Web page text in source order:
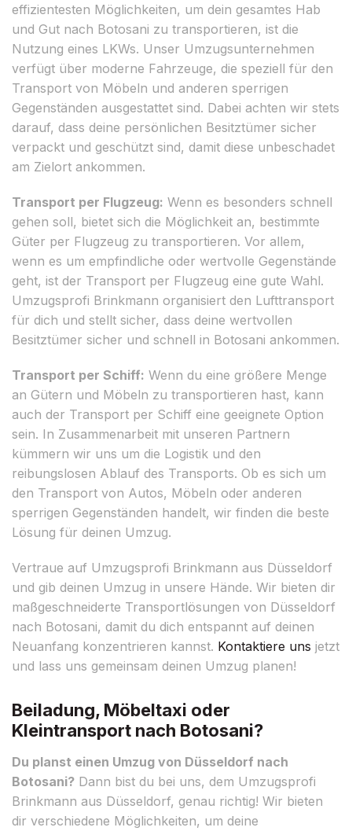
effizientesten Möglichkeiten, um dein gesamtes Hab
und Gut nach Botosani zu transportieren, ist die
Nutzung eines LKWs. Unser Umzugsunternehmen
verfügt über moderne Fahrzeuge, die speziell für den
Transport von Möbeln und anderen sperrigen
Gegenständen ausgestattet sind. Dabei achten wir stets
darauf, dass deine persönlichen Besitztümer sicher
verpackt und geschützt sind, damit diese unbeschadet
am Zielort ankommen.
Transport per Flugzeug: Wenn es besonders schnell
gehen soll, bietet sich die Möglichkeit an, bestimmte
Güter per Flugzeug zu transportieren. Vor allem,
wenn es um empfindliche oder wertvolle Gegenstände
geht, ist der Transport per Flugzeug eine gute Wahl.
Umzugsprofi Brinkmann organisiert den Lufttransport
für dich und stellt sicher, dass deine wertvollen
Besitztümer sicher und schnell in Botosani ankommen.
Transport per Schiff: Wenn du eine größere Menge
an Gütern und Möbeln zu transportieren hast, kann
auch der Transport per Schiff eine geeignete Option
sein. In Zusammenarbeit mit unseren Partnern
kümmern wir uns um die Logistik und den
reibungslosen Ablauf des Transports. Ob es sich um
den Transport von Autos, Möbeln oder anderen
sperrigen Gegenständen handelt, wir finden die beste
Lösung für deinen Umzug.
Vertraue auf Umzugsprofi Brinkmann aus Düsseldorf
und gib deinen Umzug in unsere Hände. Wir bieten dir
maßgeschneiderte Transportlösungen von Düsseldorf
nach Botosani, damit du dich entspannt auf deinen
Neuanfang konzentrieren kannst. Kontaktiere uns jetzt
und lass uns gemeinsam deinen Umzug planen!
Beiladung, Möbeltaxi oder
Kleintransport nach Botosani?
Du planst einen Umzug von Düsseldorf nach
Botosani? Dann bist du bei uns, dem Umzugsprofi
Brinkmann aus Düsseldorf, genau richtig! Wir bieten
dir verschiedene Möglichkeiten, um deine